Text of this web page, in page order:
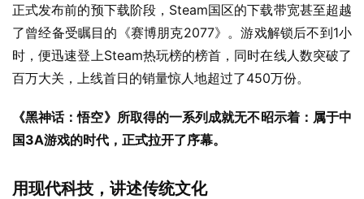
正式发布前的预下载阶段，Steam国区的下载带宽甚至超越
了曾经备受瞩目的《赛博朋克2077》。游戏解锁后不到1小
时，便迅速登上Steam热玩榜的榜首，同时在线人数突破了
百万大关，上线首日的销量惊人地超过了450万份。
《黑神话：悟空》所取得的一系列成就无不昭示着：属于中
国3A游戏的时代，正式拉开了序幕。
用现代科技，讲述传统文化